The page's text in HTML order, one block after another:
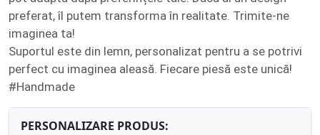
preferat, îl putem transforma în realitate. Trimite-ne
imaginea ta!
Suportul este din lemn, personalizat pentru a se potrivi
perfect cu imaginea aleasă. Fiecare piesă este unică!
#Handmade
PERSONALIZARE PRODUS: